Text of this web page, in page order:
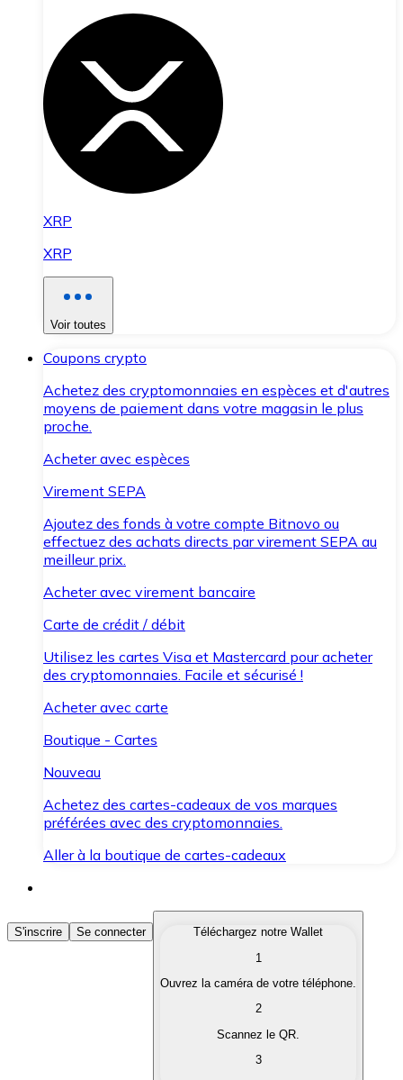
XRP
XRP
Voir toutes
Coupons crypto
Achetez des cryptomonnaies en espèces et d'autres
moyens de paiement dans votre magasin le plus
proche.
Acheter avec espèces
Virement SEPA
Ajoutez des fonds à votre compte Bitnovo ou
effectuez des achats directs par virement SEPA au
meilleur prix.
Acheter avec virement bancaire
Carte de crédit / débit
Utilisez les cartes Visa et Mastercard pour acheter
des cryptomonnaies. Facile et sécurisé !
Acheter avec carte
Boutique - Cartes
Nouveau
Achetez des cartes-cadeaux de vos marques
préférées avec des cryptomonnaies.
Aller à la boutique de cartes-cadeaux
Acheter des Cryptomonnaies
Achetez les cryptomonnaies qui vous intéressent
Convertissez vos cryptomonnaies en monnaie
S'inscrire Se connecter
Téléchargez notre Wallet
1
Ouvrez la caméra de votre téléphone.
2
Scannez le QR.
3